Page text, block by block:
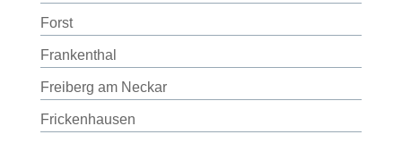
Forst
Frankenthal
Freiberg am Neckar
Frickenhausen